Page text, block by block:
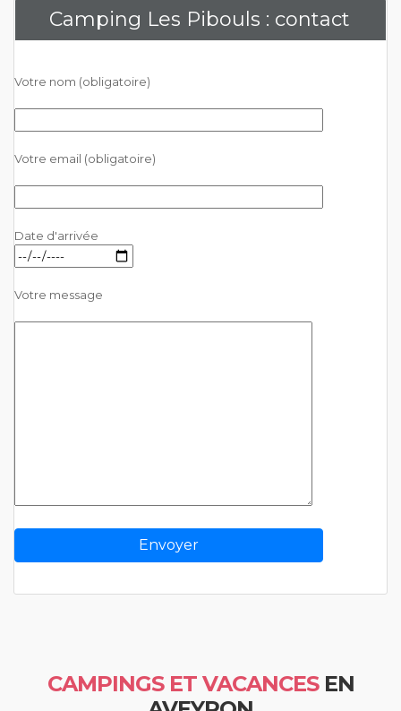
Camping Les Pibouls : contact
Votre nom (obligatoire)
Votre email (obligatoire)
Date d'arrivée
Votre message
CAMPINGS ET VACANCESEN